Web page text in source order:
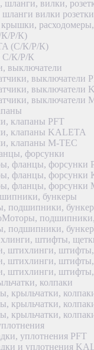
шланги, вилки,
шланги вилки
К/Р/К)
(С/К/Р/К)
С/К/Р/К
выключатели
выключатели
выключатели
выключатели
клапаны PFT
клапаны KALETA
клапаны M-TEC
форсунки
фланцы, форсунки
фланцы, форсунки
фланцы, форсунки
бункеры
подшипники,
подшипники,
штифты,
штихлинги,
штихлинги,
штихлинги,
колпаки
крыльчатки,
крыльчатки,
крыльчатки,
уплотнения PFT
и уплотнения